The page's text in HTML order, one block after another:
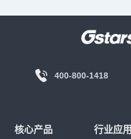
400-800-1418
核心产品 行业应用